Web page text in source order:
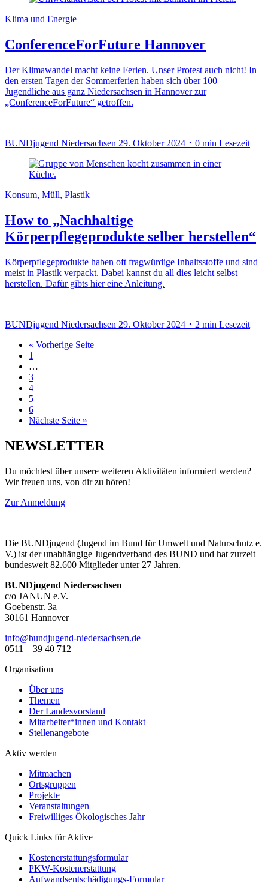
Klima und Energie
ConferenceForFuture Hannover
Der Klimawandel macht keine Ferien. Unser Protest auch nicht! In
den ersten Tagen der Sommerferien haben sich über 100
Jugendliche aus ganz Niedersachsen in Hannover zur
„ConferenceForFuture“ getroffen.
BUNDjugend Niedersachsen 29. Oktober 2024 ･ 0 min Lesezeit
Konsum, Müll, Plastik
How to „Nachhaltige
Körperpflegeprodukte selber herstellen“
Körperpflegeprodukte haben oft fragwürdige Inhaltsstoffe und sind
meist in Plastik verpackt. Dabei kannst du all dies leicht selbst
herstellen. Dafür gibts hier eine Anleitung.
BUNDjugend Niedersachsen 29. Oktober 2024 ･ 2 min Lesezeit
« Vorherige Seite
1
…
3
4
5
6
Nächste Seite »
NEWSLETTER
Du möchtest über unsere weiteren Aktivitäten informiert werden?
Wir freuen uns, von dir zu hören!
Zur Anmeldung
Die BUNDjugend (Jugend im Bund für Umwelt und Naturschutz e.
V.) ist der unabhängige Jugendverband des BUND und hat zurzeit
bundesweit 82.600 Mitglieder unter 27 Jahren.
BUNDjugend Niedersachsen
c/o JANUN e.V.
Goebenstr. 3a
30161 Hannover
ed.neshcasredein-dnegujdnub@ofni
0511 – 39 40 712
Organisation
Über uns
Themen
Der Landesvorstand
Mitarbeiter*innen und Kontakt
Stellenangebote
Aktiv werden
Mitmachen
Ortsgruppen
Projekte
Veranstaltungen
Freiwilliges Ökologisches Jahr
Quick Links für Aktive
Kostenerstattungsformular
PKW-Kostenerstattung
Aufwandsentschädigungs-Formular